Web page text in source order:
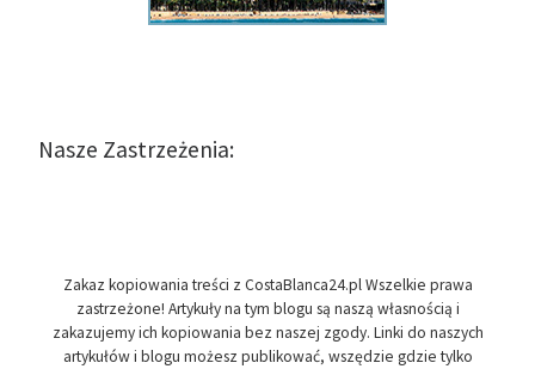
Nasze Zastrzeżenia:
Zakaz kopiowania treści z CostaBlanca24.pl Wszelkie prawa
zastrzeżone! Artykuły na tym blogu są naszą własnością i
zakazujemy ich kopiowania bez naszej zgody. Linki do naszych
artykułów i blogu możesz publikować, wszędzie gdzie tylko